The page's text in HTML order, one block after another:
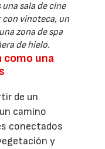
sala de cine
vinoteca, un
zona de spa
de hielo.
como una
de un
camino
conectados
y